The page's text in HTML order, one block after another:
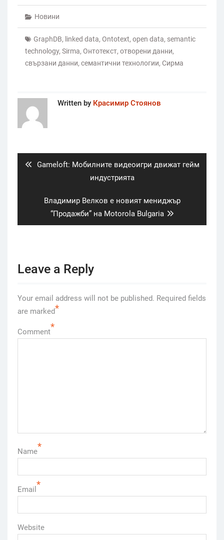
Новини
GraphDB, linked data, Ontotext, open data, semantic
technology, Sirma, Онтотекст, отворени данни,
свързани данни, семантични технологии, Сирма
Written by Красимир Стоянов
Previous
Gameloft: Мобилните видеоигри движат гейм
индустрията
Next
post:
Владимир Велков е новият мениджър
“Продажби” на Motorola Bulgaria
Leave a Reply
Your email address will not be published. Required fields
are marked*
Comment*
Name*
Email *
Website